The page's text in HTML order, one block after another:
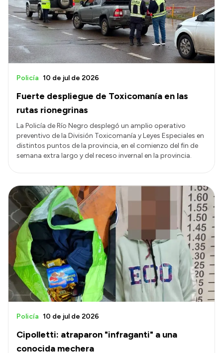
Fuerte despliegue de Toxicomanía en las
rutas rionegrinas
Policía 10 de jul de 2026
La Policía de Río Negro desplegó un amplio operativo
preventivo de la División Toxicomanía y Leyes Especiales en
distintos puntos de la provincia, en el comienzo del fin de
semana extra largo y del receso invernal en la provincia.
Cipolletti: atraparon "infraganti" a una
conocida mechera
Policía 10 de jul de 2026